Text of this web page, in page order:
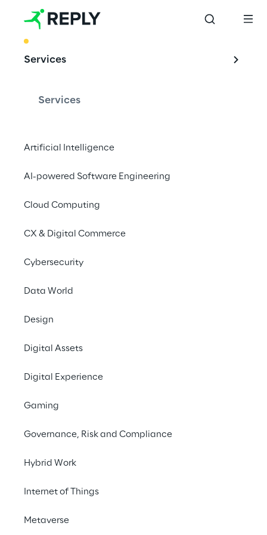
Services
Services
Artificial Intelligence
AI-powered Software Engineering
Cloud Computing
CX & Digital Commerce
Cybersecurity
Data World
Design
Digital Assets
Digital Experience
Gaming
Governance, Risk and Compliance
Hybrid Work
Internet of Things
Metaverse
Vom
Telekommunikation
plattformbasierten
m
Telcos können ihr gesamtes technologisches
Plattform umstellen, die ihnen die
Technologien von Netzwerkzugriff bis Front-
verwalten.
Die Notwendigkeit des
technologischer
Grundlagen
Telekommunikationsbetreibern